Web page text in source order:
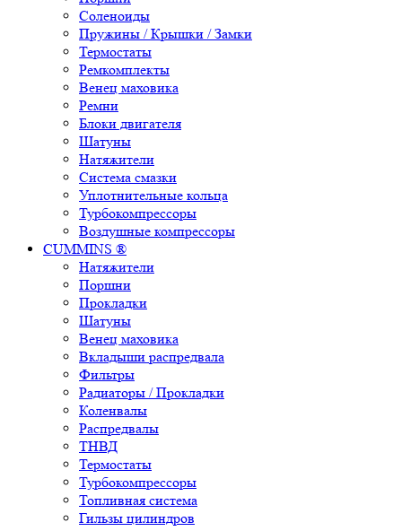
Соленоиды
Пружины / Крышки / Замки
Термостаты
Ремкомплекты
Венец маховика
Ремни
Блоки двигателя
Шатуны
Натяжители
Система смазки
Уплотнительные кольца
Турбокомпрессоры
Воздушные компрессоры
CUMMINS ®
Натяжители
Поршни
Прокладки
Шатуны
Венец маховика
Вкладыши распредвала
Фильтры
Радиаторы / Прокладки
Коленвалы
Распредвалы
ТНВД
Термостаты
Турбокомпрессоры
Топливная система
Гильзы цилиндров